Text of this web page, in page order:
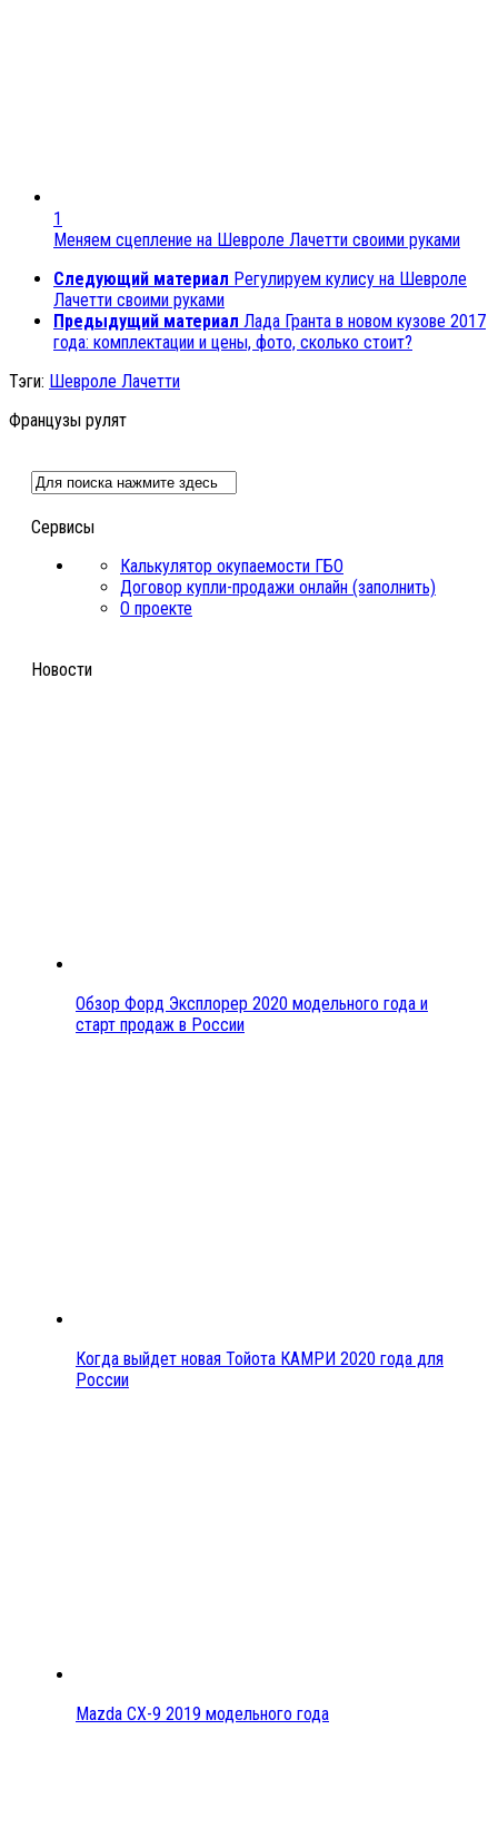
1
Меняем сцепление на Шевроле Лачетти своими руками
Следующий материал Регулируем кулису на Шевроле
Лачетти своими руками
Предыдущий материал Лада Гранта в новом кузове 2017
года: комплектации и цены, фото, сколько стоит?
Тэги: Шевроле Лачетти
Французы рулят
Сервисы
Калькулятор окупаемости ГБО
Договор купли-продажи онлайн (заполнить)
О проекте
Новости
Обзор Форд Эксплорер 2020 модельного года и
старт продаж в России
Когда выйдет новая Тойота КАМРИ 2020 года для
России
Mazda CX-9 2019 модельного года